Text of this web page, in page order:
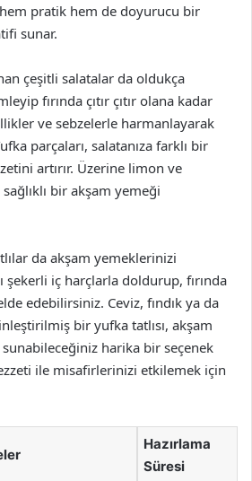
pratik hem de doyurucu bir
sunar.
çeşitli salatalar da oldukça
fırında çıtır çıtır olana kadar
ve sebzelerle harmanlayarak
parçaları, salatanıza farklı bir
artırır. Üzerine limon ve
bir akşam yemeği
da akşam yemeklerinizi
şekerli iç harçlarla doldurup, fırında
edebilirsiniz. Ceviz, fındık ya da
bir yufka tatlısı, akşam
harika bir seçenek
ile misafirlerinizi etkilemek için
Hazırlama
Süresi